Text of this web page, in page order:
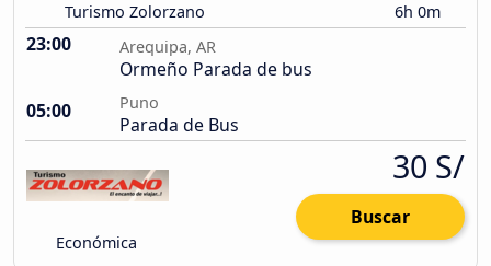
Turismo Zolorzano 6h 0m
23:00 Arequipa, AR
Ormeño Parada de bus
05:00
Puno
Parada de Bus
Económica
30 S/
Buscar